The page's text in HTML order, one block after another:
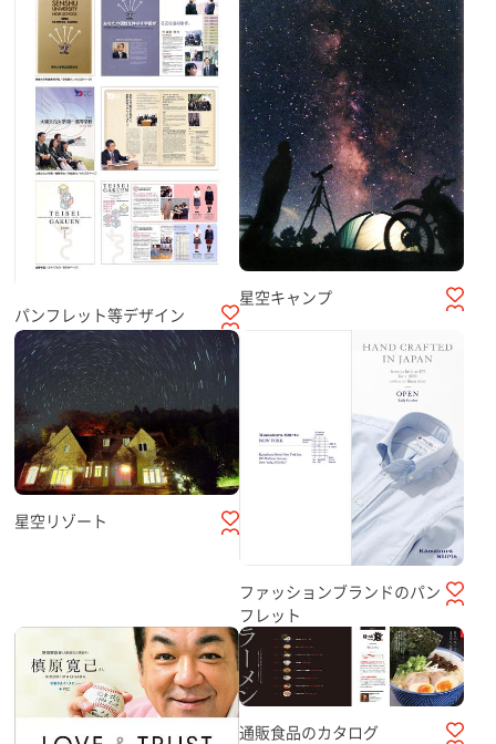
パンフレット等デザイン
星空キャンプ
星空リゾート
ファッションブランドのパン
フレット
通販食品のカタログ